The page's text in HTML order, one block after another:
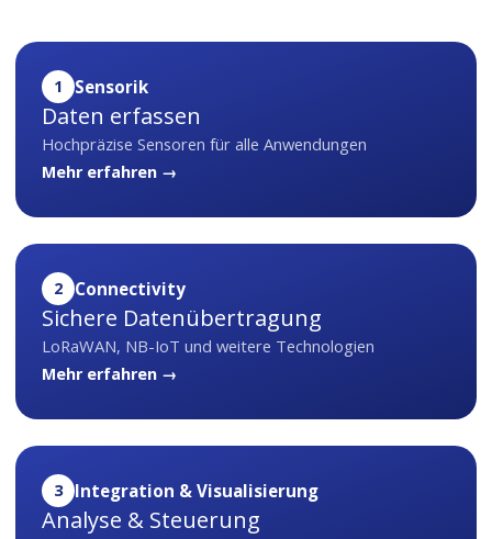
1 Sensorik
Daten erfassen
Hochpräzise Sensoren für alle Anwendungen
Mehr erfahren →
2 Connectivity
Sichere Datenübertragung
LoRaWAN, NB-IoT und weitere Technologien
Mehr erfahren →
3 Integration & Visualisierung
Analyse & Steuerung